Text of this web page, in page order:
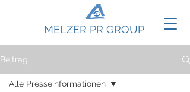
MELZER PR GROUP
Beitrag
Alle Presseinformationen